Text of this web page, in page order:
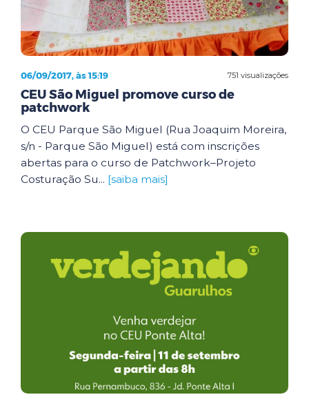
751 visualizações
06/09/2017, às 15:19
CEU São Miguel promove curso de
patchwork
O CEU Parque São Miguel (Rua Joaquim Moreira,
s/n - Parque São Miguel) está com inscrições
abertas para o curso de Patchwork–Projeto
Costuração Su... [saiba mais]